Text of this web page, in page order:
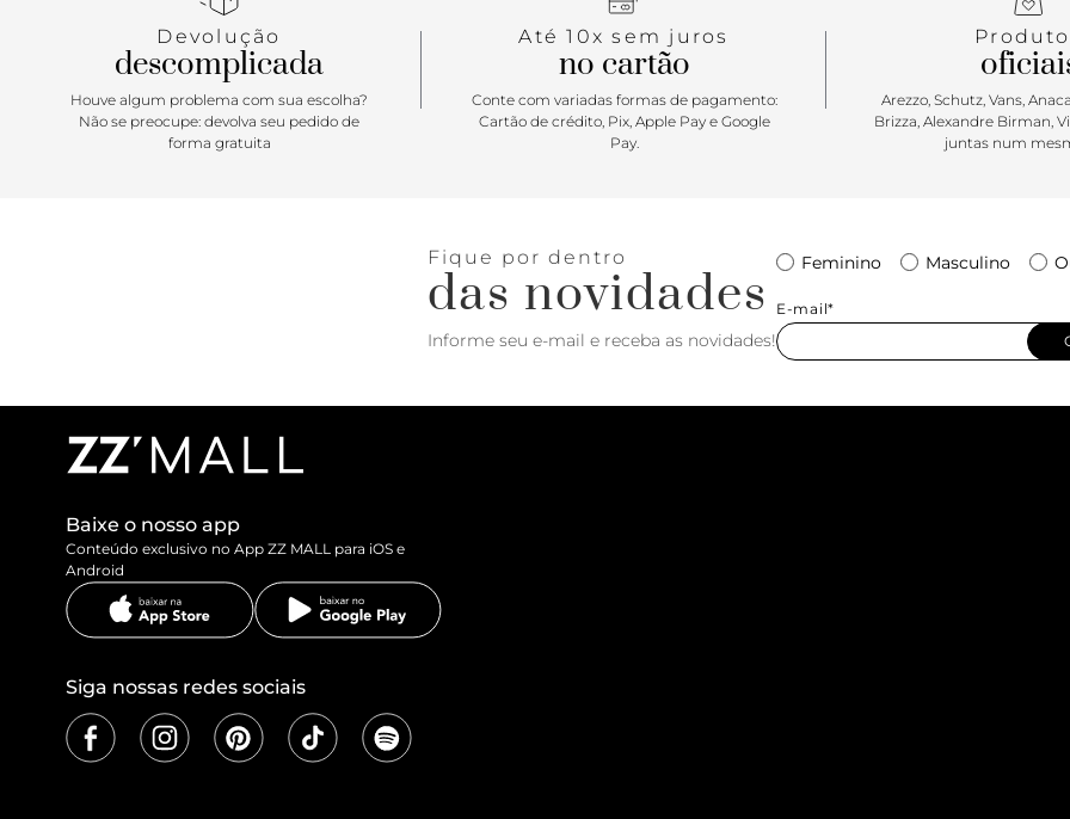
Devolução
descomplicada
Houve algum problema com sua escolha?
Não se preocupe: devolva seu pedido de
forma gratuita
Até 10x sem juros
no cartão
Conte com variadas formas de pagamento:
Cartão de crédito, Pix, Apple Pay e Google
Pay.
Arezzo, Schutz, Vans,
Brizza, Alexandre Birman,
juntas num
Fique por dentro
das novidades
Informe seu e-mail e receba as novidades!
Feminino Masculino
E-mail*
Baixe o nosso app
Conteúdo exclusivo no App ZZ MALL para iOS e
Android
Siga nossas redes sociais